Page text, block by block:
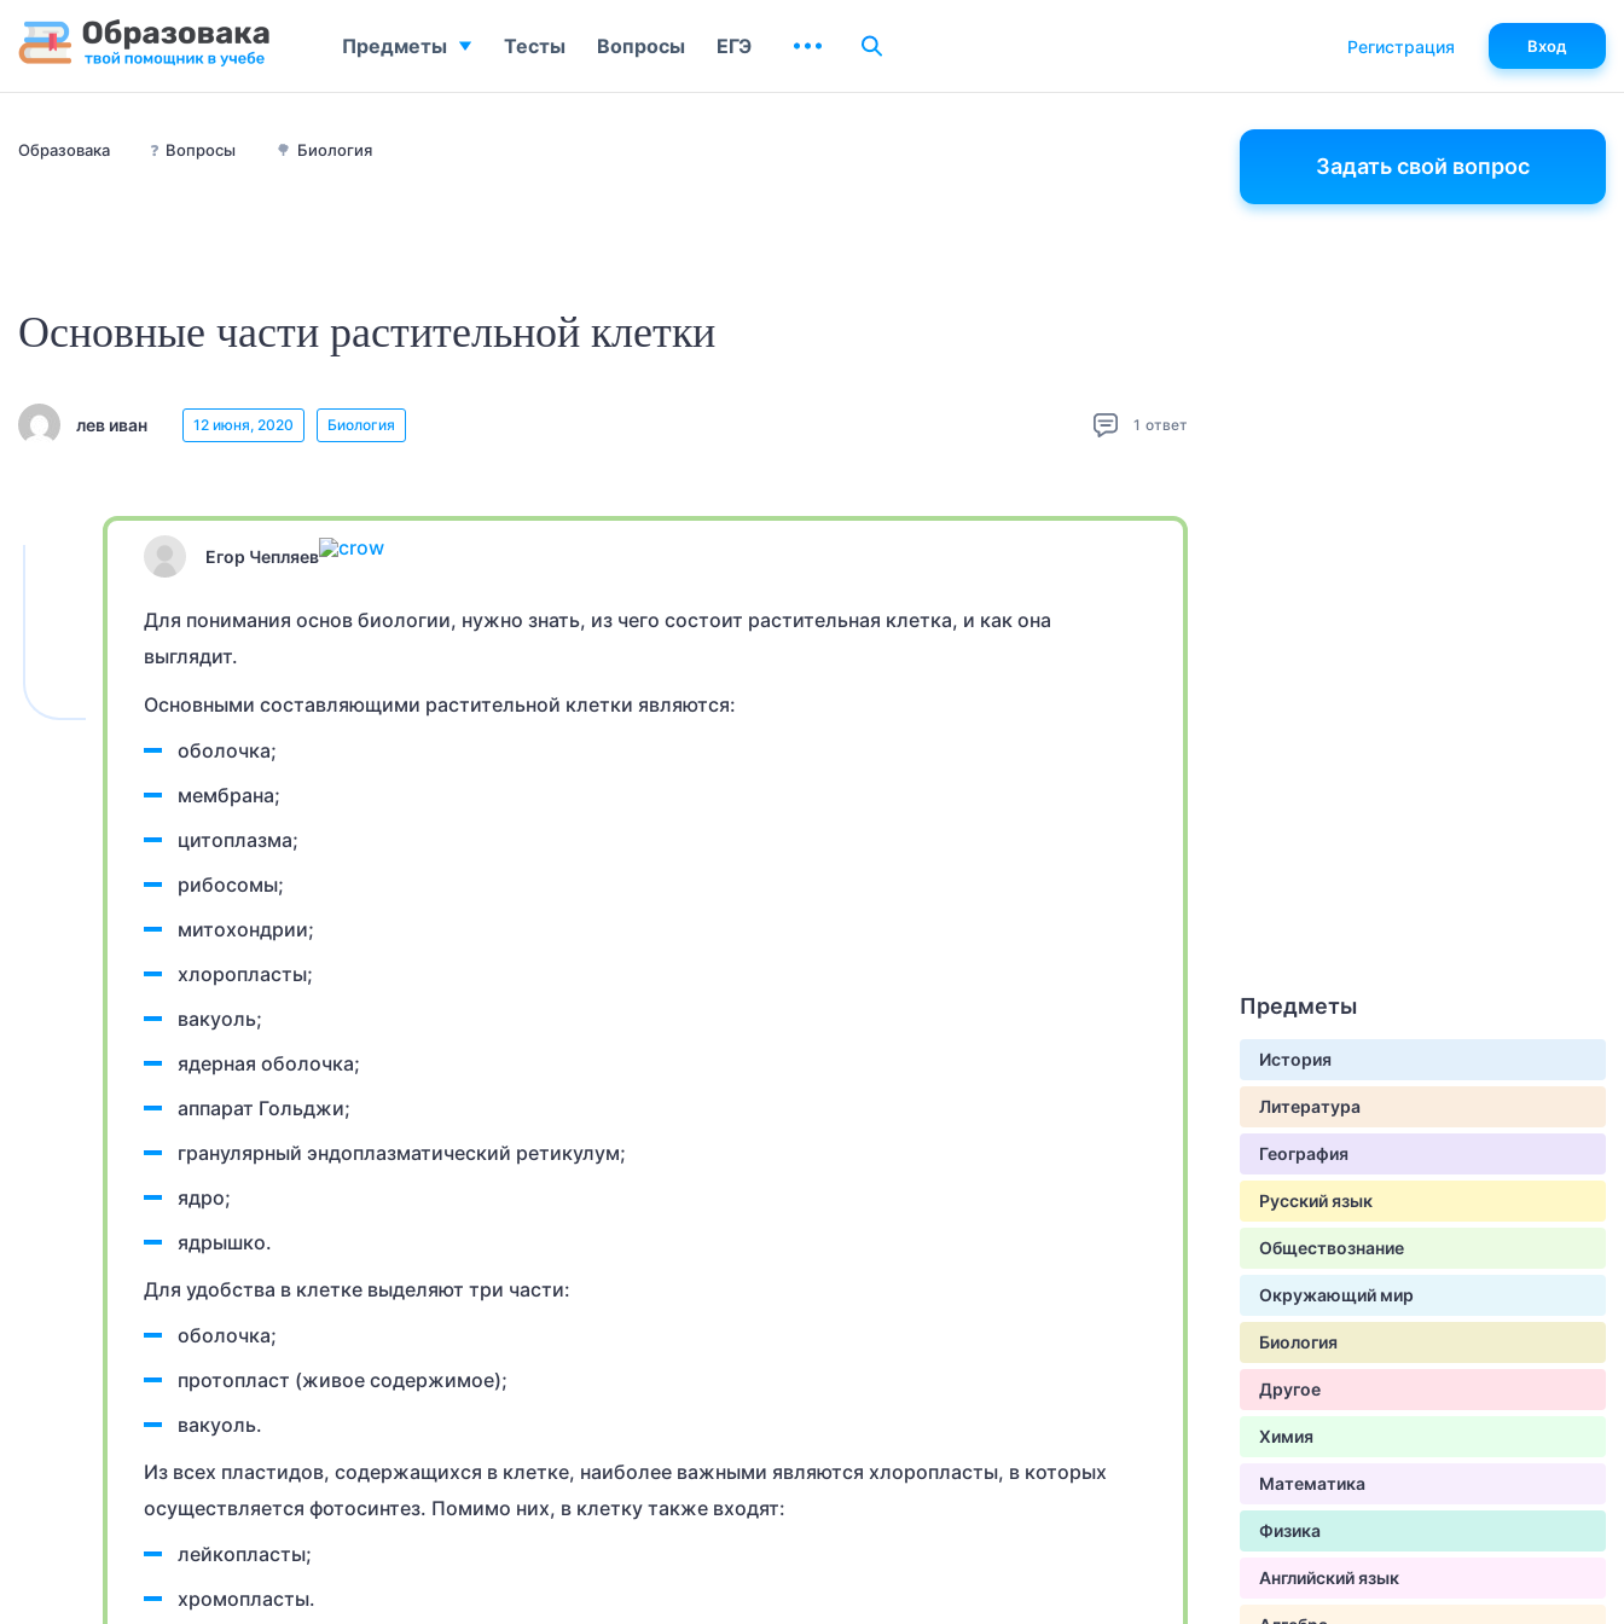
Образовака ❓ Вопросы 🌳 Биология
Основные части растительной клетки
лев иван 12 июня, 2020 Биология 1 ответ
Егор Чепляев
Для понимания основ биологии, нужно знать, из чего состоит растительная клетка, и как она
выглядит.
Основными составляющими растительной клетки являются:
оболочка;
мембрана;
цитоплазма;
рибосомы;
митохондрии;
хлоропласты;
вакуоль;
ядерная оболочка;
аппарат Гольджи;
гранулярный эндоплазматический ретикулум;
ядро;
ядрышко.
Для удобства в клетке выделяют три части:
оболочка;
протопласт (живое содержимое);
вакуоль.
Из всех пластидов, содержащихся в клетке, наиболее важными являются хлоропласты, в которых
осуществляется фотосинтез. Помимо них, в клетку также входят:
лейкопласты;
хромопласты.
Задать свой вопрос
Предметы
История
Литература
География
Русский язык
Обществознание
Окружающий мир
Биология
Другое
Химия
Математика
Физика
Английский язык
Предметы Тесты Вопросы ЕГЭ Регистрация Вход